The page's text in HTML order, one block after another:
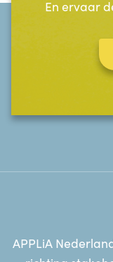
En ervaar
APPLiA